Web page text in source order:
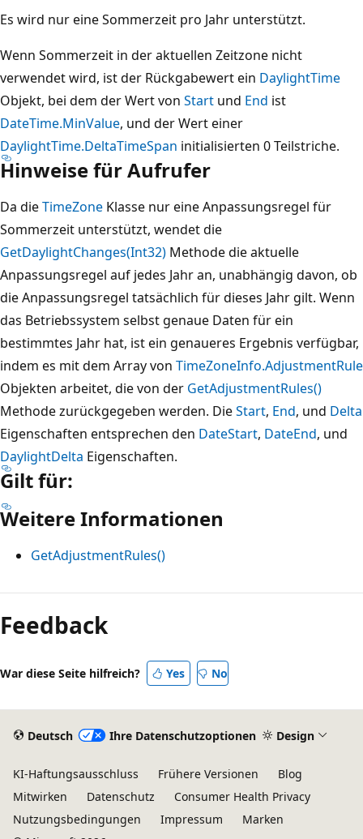
Es wird nur eine Sommerzeit pro Jahr unterstützt.
Wenn Sommerzeit in der aktuellen Zeitzone nicht
verwendet wird, ist der Rückgabewert ein DaylightTime
Objekt, bei dem der Wert von Start und End ist
DateTime.MinValue, und der Wert einer
DaylightTime.DeltaTimeSpan initialisierten 0 Teilstriche.
Hinweise für Aufrufer
Da dieTimeZone Klasse nur eine Anpassungsregel für
Sommerzeit unterstützt, wendet die
GetDaylightChanges(Int32) Methode die aktuelle
Anpassungsregel auf jedes Jahr an, unabhängig davon, ob
die Anpassungsregel tatsächlich für dieses Jahr gilt. Wenn
das Betriebssystem selbst genaue Daten für ein
bestimmtes Jahr hat, ist ein genaueres Ergebnis verfügbar,
indem es mit dem Array von TimeZoneInfo.AdjustmentRule
Objekten arbeitet, die von der GetAdjustmentRules()
Methode zurückgegeben werden. DieStart, End, und Delta
Eigenschaften entsprechen den DateStart, DateEnd, und
DaylightDelta Eigenschaften.
Gilt für:
Weitere Informationen
GetAdjustmentRules()
Feedback
War diese Seite hilfreich? Yes No
Deutsch Ihre Datenschutzoptionen Design
KI-Haftungsausschluss Frühere Versionen
Blog
Mitwirken
Datenschutz
Consumer Health Privacy
Nutzungsbedingungen
Impressum
Marken